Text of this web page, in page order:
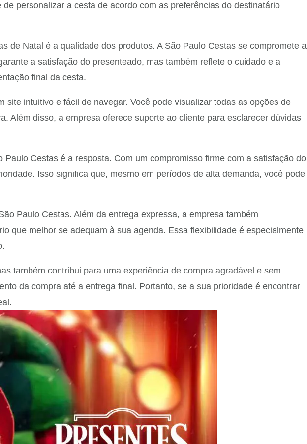
personalizar a cesta de acordo com as preferências do destinatário
de Natal é a qualidade dos produtos. A São Paulo Cestas se compromete a
a satisfação do presenteado, mas também reflete o cuidado e a
final da cesta.
intuitivo e fácil de navegar. Você pode visualizar todas as opções de
Além disso, a empresa oferece suporte ao cliente para esclarecer dúvidas
Cestas é a resposta. Com um compromisso firme com a satisfação do
Isso significa que, mesmo em períodos de alta demanda, você pode
Paulo Cestas. Além da entrega expressa, a empresa também
que melhor se adequam à sua agenda. Essa flexibilidade é especialmente
também contribui para uma experiência de compra agradável e sem
da compra até a entrega final. Portanto, se a sua prioridade é encontrar